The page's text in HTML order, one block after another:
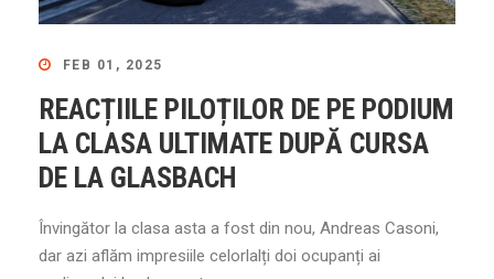
FEB 01, 2025
REACȚIILE PILOȚILOR DE PE PODIUM
LA CLASA ULTIMATE DUPĂ CURSA
DE LA GLASBACH
Învingător la clasa asta a fost din nou, Andreas Casoni,
dar azi aflăm impresiile celorlalți doi ocupanți ai